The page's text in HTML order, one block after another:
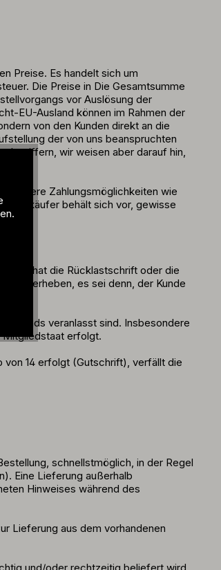
Preise. Es handelt sich um
Die Preise in Die Gesamtsumme
vor Auslösung der
EU-Ausland können im Rahmen der
von den Kunden direkt an die
der von uns beanspruchten
beziffern, wir weisen aber darauf hin,
andere Zahlungsmöglichkeiten wie
Verkäufer behält sich vor, gewisse
er hat die Rücklastschrift oder die
zu erheben, es sei denn, der Kunde
veranlasst sind. Insbesondere
Mitgliedstaat erfolgt.
von 14 erfolgt (Gutschrift), verfällt die
schnellstmöglich, in der Regel
Eine Lieferung außerhalb
Hinweises während des
Lieferung aus dem vorhandenen